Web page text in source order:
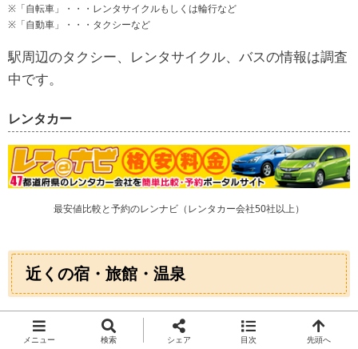
※「自転車」・・・レンタサイクルもしくは輪行など
※「自動車」・・・タクシーなど
駅周辺のタクシー、レンタサイクル、バスの情報は調査
中です。
レンタカー
最安値比較と予約のレンナビ（レンタカー会社50社以上）
近くの宿・旅館・温泉
宇多津町・坂出市の宿泊施設を「じゃらん」で探す
メニュー 検索 シェア 目次 先頭へ